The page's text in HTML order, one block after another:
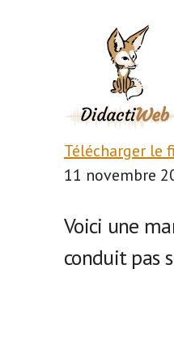
SHARE
EMBED
Télécharger le
11 novembre
Voici une
conduit pas